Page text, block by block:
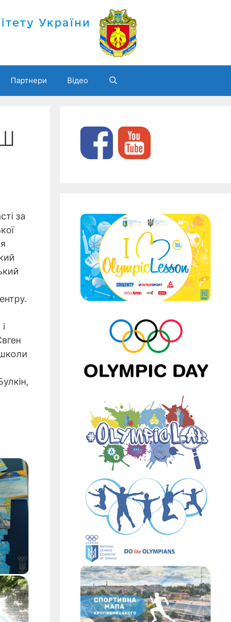
Партнери Відео
за